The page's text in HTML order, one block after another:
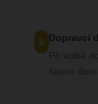
3 Dopravci
Při volbě
šance